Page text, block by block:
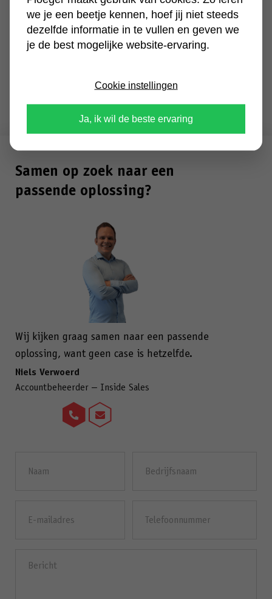
Samen op zoek naar een
passende oplossing?
Wij kijken graag samen naar een passende
oplossing, want geen case is hetzelfde.
Niels Verwoerd
Accountbeheerder – Inside Sales
(Vereist)
mailadres
(Vereist)
we je een beetje kennen, hoef jij niet steeds
dezelfde informatie in te vullen en geven we
je de best mogelijke website-ervaring.
Cookie instellingen
Ja, ik wil de beste ervaring